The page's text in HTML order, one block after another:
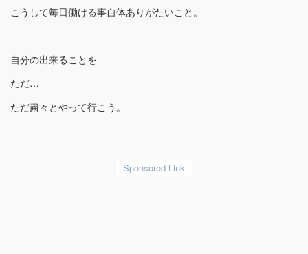
こうして毎日働ける事自体ありがたいこと。
自分の出来ることを
ただ…
ただ粛々とやって行こう。